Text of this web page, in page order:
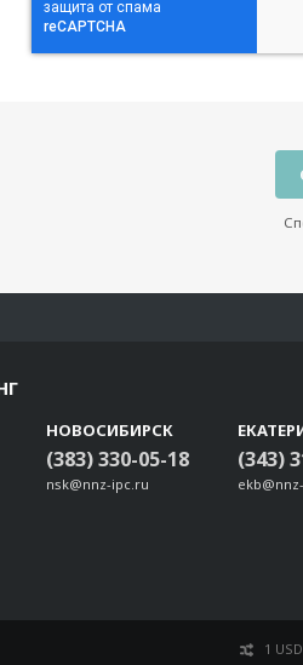
НОВОСИБИРСК
(383) 330-05-18
nsk@nnz-ipc.ru
(343)
1